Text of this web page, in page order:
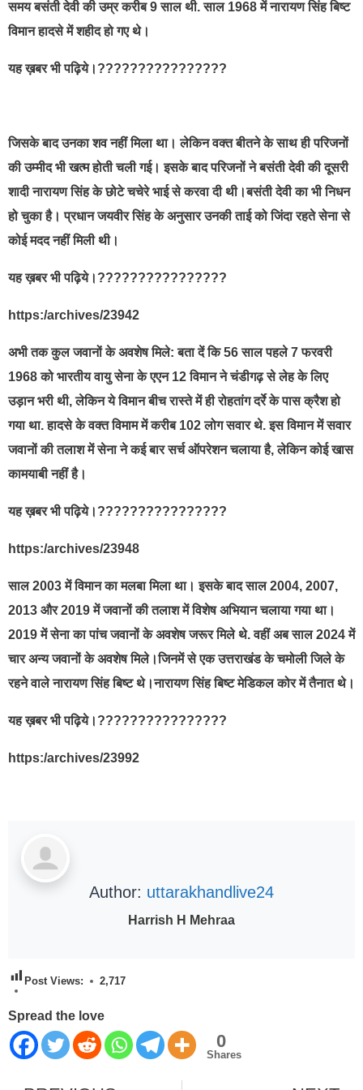
समय बसंती देवी की उम्र करीब 9 साल थी. साल 1968 में नारायण सिंह बिष्ट
विमान हादसे में शहीद हो गए थे।
यह ख़बर भी पढ़िये।????????????????
जिसके बाद उनका शव नहीं मिला था। लेकिन वक्त बीतने के साथ ही परिजनों
की उम्मीद भी खत्म होती चली गई। इसके बाद परिजनों ने बसंती देवी की दूसरी
शादी नारायण सिंह के छोटे चचेरे भाई से करवा दी थी।बसंती देवी का भी निधन
हो चुका है। प्रधान जयवीर सिंह के अनुसार उनकी ताई को जिंदा रहते सेना से
कोई मदद नहीं मिली थी।
यह ख़बर भी पढ़िये।????????????????
https:/archives/23942
अभी तक कुल जवानों के अवशेष मिले: बता दें कि 56 साल पहले 7 फरवरी
1968 को भारतीय वायु सेना के एएन 12 विमान ने चंडीगढ़ से लेह के लिए
उड़ान भरी थी, लेकिन ये विमान बीच रास्ते में ही रोहतांग दर्रे के पास क्रैश हो
गया था. हादसे के वक्त विमाम में करीब 102 लोग सवार थे. इस विमान में सवार
जवानों की तलाश में सेना ने कई बार सर्च ऑपरेशन चलाया है, लेकिन कोई खास
कामयाबी नहीं है।
यह ख़बर भी पढ़िये।????????????????
https:/archives/23948
साल 2003 में विमान का मलबा मिला था। इसके बाद साल 2004, 2007,
2013 और 2019 में जवानों की तलाश में विशेष अभियान चलाया गया था।
2019 में सेना का पांच जवानों के अवशेष जरूर मिले थे. वहीं अब साल 2024 में
चार अन्य जवानों के अवशेष मिले।जिनमें से एक उत्तराखंड के चमोली जिले के
रहने वाले नारायण सिंह बिष्ट थे।नारायण सिंह बिष्ट मेडिकल कोर में तैनात थे।
यह ख़बर भी पढ़िये।????????????????
https:/archives/23992
Author: uttarakhandlive24
Harrish H Mehraa
Post Views: 2,717
Spread the love
0
Shares